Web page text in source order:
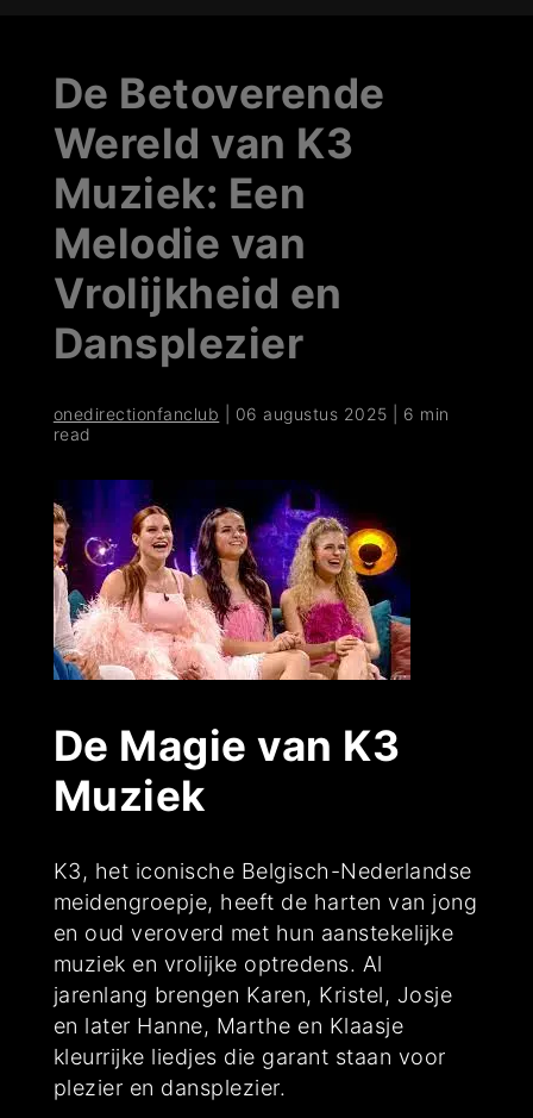
De Betoverende
Wereld van K3
Muziek: Een
Melodie van
Vrolijkheid en
Dansplezier
onedirectionfanclub 06 augustus 2025
6 min
read
De Magie van K3
Muziek
K3, het iconische Belgisch-Nederlandse
meidengroepje, heeft de harten van jong
en oud veroverd met hun aanstekelijke
muziek en vrolijke optredens. Al
jarenlang brengen Karen, Kristel, Josje
en later Hanne, Marthe en Klaasje
kleurrijke liedjes die garant staan voor
plezier en dansplezier.